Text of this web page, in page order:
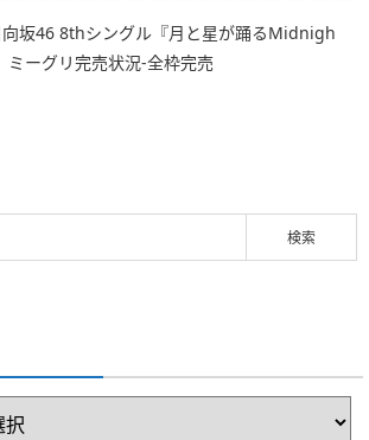
向坂46 8thシングル『月と星が踊るMidnigh
ミーグリ完売状況-全枠完売